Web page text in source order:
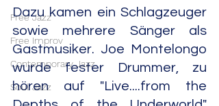
Free Jazz
Free Improv
Contemporary Jazz
Soul Jazz
Dazu kamen ein Schlagzeuger
sowie mehrere Sänger als
Gastmusiker. Joe Montelongo
wurde fester Drummer, zu
hören auf "Live....from the